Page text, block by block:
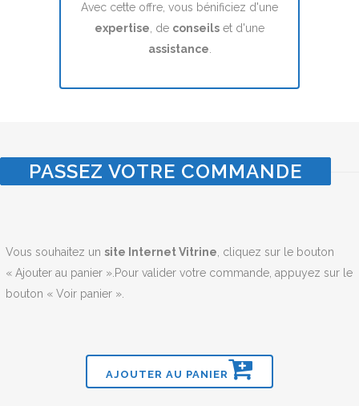
Avec cette offre, vous bénificiez d'une
expertise, de conseils et d'une
assistance.
PASSEZ VOTRE COMMANDE
Vous souhaitez un site Internet Vitrine, cliquez sur le bouton
« Ajouter au panier ».Pour valider votre commande, appuyez sur le
bouton « Voir panier ».
AJOUTER AU PANIER